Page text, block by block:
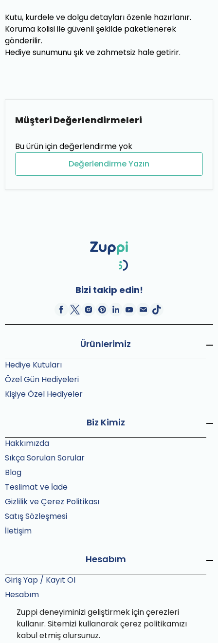
Zuppi deneyiminizi geliştirmek için çerezleri
kullanır. Sitemizi kullanarak çerez politikamızı
kabul etmiş olursunuz.
Kutu, kurdele ve dolgu detayları özenle hazırlanır.
Koruma kolisi ile güvenli şekilde paketlenerek
gönderilir.
Hediye sunumunu şık ve zahmetsiz hale getirir.
Müşteri Değerlendirmeleri
Bu ürün için değerlendirme yok
Değerlendirme Yazın
Bizi takip edin!
Ürünlerimiz
Hediye Kutuları
Özel Gün Hediyeleri
Kişiye Özel Hediyeler
Biz Kimiz
Hakkımızda
Sıkça Sorulan Sorular
Blog
Teslimat ve İade
Gizlilik ve Çerez Politikası
Satış Sözleşmesi
İletişim
Hesabım
Giriş Yap / Kayıt Ol
Hesabım
Siparişlerim
Sipariş Takip